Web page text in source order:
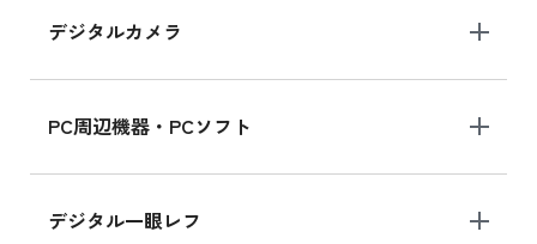
デジタルカメラ
PC周辺機器・PCソフト
デジタル一眼レフ
MK2K3J/Aの新品買取価格はこちら